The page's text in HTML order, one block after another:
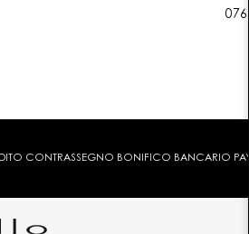
CONTRASSEGNO BONIFICO BANCARIO